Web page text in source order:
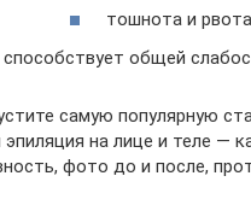
тошнота и
способствует общей
самую популярную
эпиляция на лице и теле —
фото до и после,